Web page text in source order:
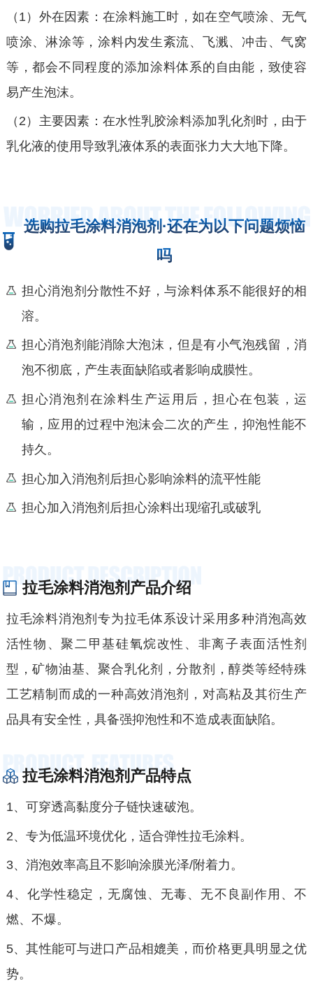
（1）外在因素：在涂料施工时，如在空气喷涂、无气
喷涂、淋涂等，涂料内发生紊流、飞溅、冲击、气窝
等，都会不同程度的添加涂料体系的自由能，致使容
易产生泡沫。
（2）主要因素：在水性乳胶涂料添加乳化剂时，由于
乳化液的使用导致乳液体系的表面张力大大地下降。
选购拉毛涂料消泡剂·还在为以下问题烦恼
吗
担心消泡剂分散性不好，与涂料体系不能很好的相
溶。
担心消泡剂能消除大泡沫，但是有小气泡残留，消
泡不彻底，产生表面缺陷或者影响成膜性。
担心消泡剂在涂料生产运用后，担心在包装，运
输，应用的过程中泡沫会二次的产生，抑泡性能不
持久。
担心加入消泡剂后担心影响涂料的流平性能
担心加入消泡剂后担心涂料出现缩孔或破乳
拉毛涂料消泡剂产品介绍
拉毛涂料消泡剂专为拉毛体系设计采用多种消泡高效
活性物、聚二甲基硅氧烷改性、非离子表面活性剂
型，矿物油基、聚合乳化剂，分散剂，醇类等经特殊
工艺精制而成的一种高效消泡剂，对高粘及其衍生产
品具有安全性，具备强抑泡性和不造成表面缺陷。
拉毛涂料消泡剂产品特点
1、可穿透高黏度分子链快速破泡。
2、专为低温环境优化，适合弹性拉毛涂料‌‌。
3、消泡效率高且不影响涂膜光泽/附着力‌‌。
4、化学性稳定，无腐蚀、无毒、无不良副作用、不
燃、不爆。
5、其性能可与进口产品相媲美，而价格更具明显之优
势。